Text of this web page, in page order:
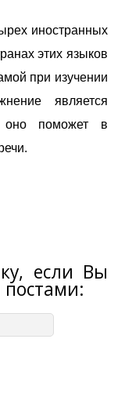
иностранных
этих языков
при изучении
является
поможет в
если Вы